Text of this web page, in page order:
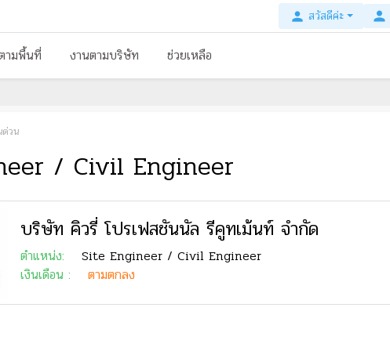
person สวัสดีค่ะ person
ามพื้นที่ งานตามบริษัท
ช่วยเหลือ
ด่วน
/ Civil Engineer
บริษัท คิวรี่ โปรเฟสชันนัล รีคูทเม้นท์ จำกัด
ตำแหน่ง:
Site Engineer / Civil Engineer
เงินเดือน :
ตามตกลง